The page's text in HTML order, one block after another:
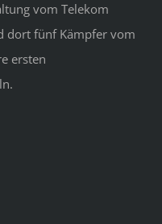
vom Telekom
dort fünf Kämpfer vom
ersten